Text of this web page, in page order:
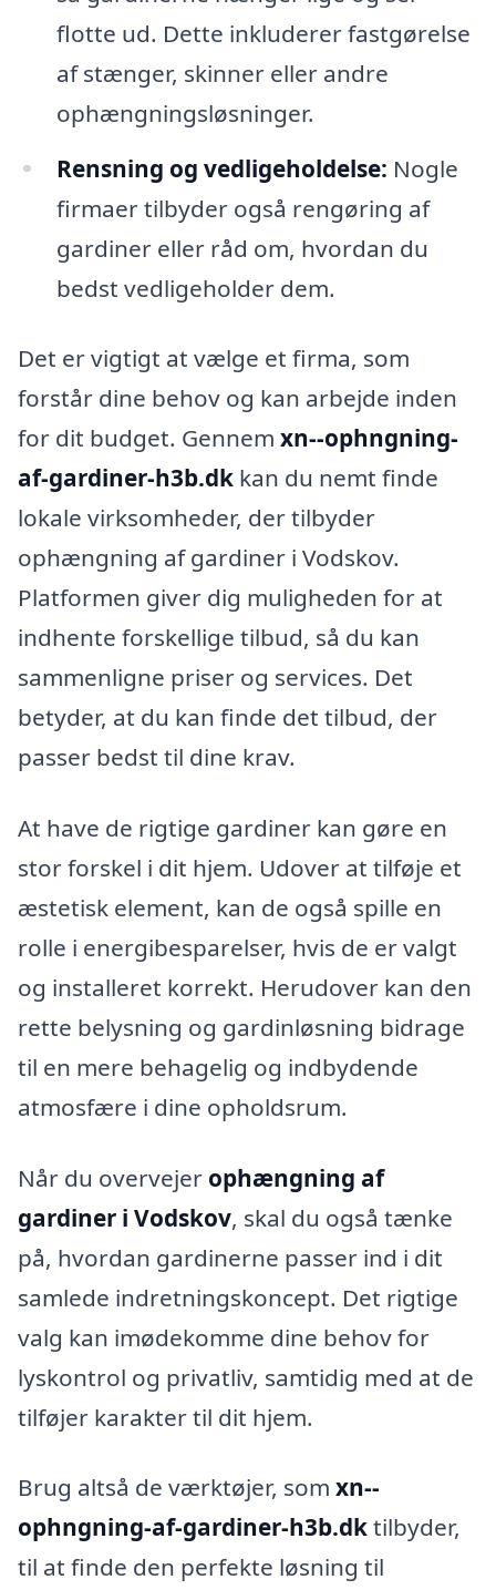
flotte ud. Dette inkluderer fastgørelse
af stænger, skinner eller andre
ophængningsløsninger.
Rensning og vedligeholdelse: Nogle
firmaer tilbyder også rengøring af
gardiner eller råd om, hvordan du
bedst vedligeholder dem.
Det er vigtigt at vælge et firma, som
forstår dine behov og kan arbejde inden
for dit budget. Gennem xn--ophngning-
af-gardiner-h3b.dk kan du nemt finde
lokale virksomheder, der tilbyder
ophængning af gardiner i Vodskov.
Platformen giver dig muligheden for at
indhente forskellige tilbud, så du kan
sammenligne priser og services. Det
betyder, at du kan finde det tilbud, der
passer bedst til dine krav.
At have de rigtige gardiner kan gøre en
stor forskel i dit hjem. Udover at tilføje et
æstetisk element, kan de også spille en
rolle i energibesparelser, hvis de er valgt
og installeret korrekt. Herudover kan den
rette belysning og gardinløsning bidrage
til en mere behagelig og indbydende
atmosfære i dine opholdsrum.
Når du overvejer ophængning af
gardiner i Vodskov, skal du også tænke
på, hvordan gardinerne passer ind i dit
samlede indretningskoncept. Det rigtige
valg kan imødekomme dine behov for
lyskontrol og privatliv, samtidig med at de
tilføjer karakter til dit hjem.
Brug altså de værktøjer, som xn--
ophngning-af-gardiner-h3b.dktilbyder,
til at finde den perfekte løsning til